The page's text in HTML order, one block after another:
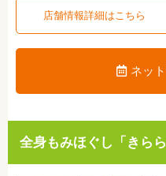
店舗情報詳細はこちら
ネッ
全身もみほぐし「きら